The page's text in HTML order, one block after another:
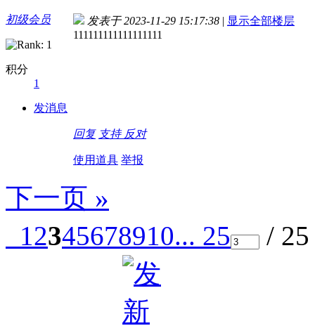
初级会员
积分
1
发消息
发表于 2023-11-29 15:17:38 | 显示全部楼层
111111111111111111
回复 支持 反对
使用道具 举报
下一页 »
12345678910... 25 /